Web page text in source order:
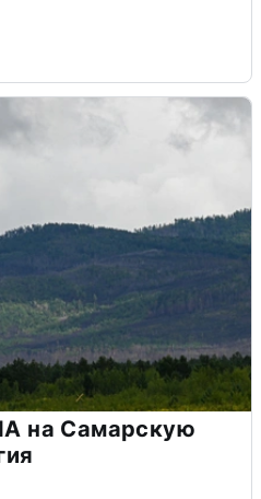
на Самарскую